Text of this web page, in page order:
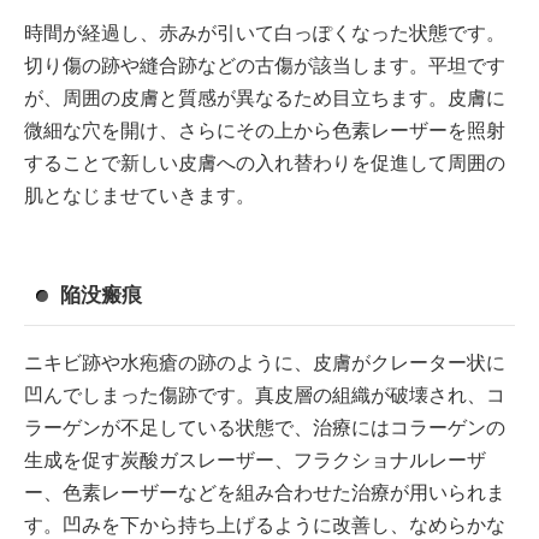
時間が経過し、赤みが引いて白っぽくなった状態です。
切り傷の跡や縫合跡などの古傷が該当します。平坦です
が、周囲の皮膚と質感が異なるため目立ちます。皮膚に
微細な穴を開け、さらにその上から色素レーザーを照射
することで新しい皮膚への入れ替わりを促進して周囲の
肌となじませていきます。
陥没瘢痕
ニキビ跡や水疱瘡の跡のように、皮膚がクレーター状に
凹んでしまった傷跡です。真皮層の組織が破壊され、コ
ラーゲンが不足している状態で、治療にはコラーゲンの
生成を促す炭酸ガスレーザー、フラクショナルレーザ
ー、色素レーザーなどを組み合わせた治療が用いられま
す。凹みを下から持ち上げるように改善し、なめらかな